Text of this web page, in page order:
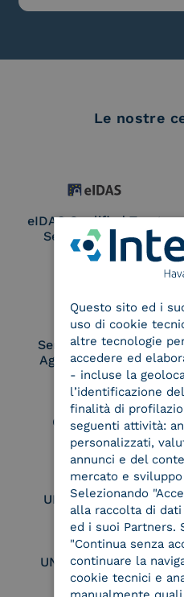
Le nostre
eIDAS Qualified Trust
Service Provider
Service Provider e
Aggregatore SPID
Conservatore
qualificato
UNI EN ISO 9001
UNI EN ISO 27017
Questo sito ed i
uso di cookie
altre tecnologie
accedere ed
- incluse la
l’identificazione
finalità di
seguenti attività:
personalizzati,
annunci e del
mercato e
Selezionando
alla raccolta di
ed i suoi Partners.
"Continua senza
continuare la
cookie tecnici e